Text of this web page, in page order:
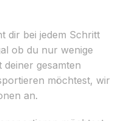
dir bei jedem Schritt
ob du nur wenige
gesamten
möchtest, wir
an.